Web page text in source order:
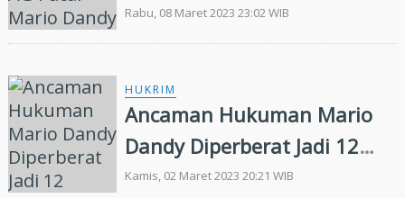
Ditahan!
Rabu, 08 Maret 2023 23:02 WIB
HUKRIM
Ancaman Hukuman Mario
Dandy Diperberat Jadi 12
Tahun Bui, Ini Pasal yang
Kamis, 02 Maret 2023 20:21 WIB